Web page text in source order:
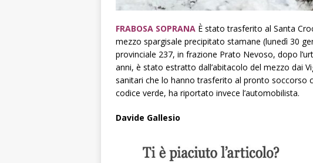
FRABOSA SOPRANA È stato trasferito al Santa
mezzo spargisale precipitato stamane (lunedì 30
provinciale 237, in frazione Prato Nevoso, dopo
anni, è stato estratto dall’abitacolo del mezzo dai
sanitari che lo hanno trasferito al pronto soccorso
codice verde, ha riportato invece l’automobilista.
Davide Gallesio